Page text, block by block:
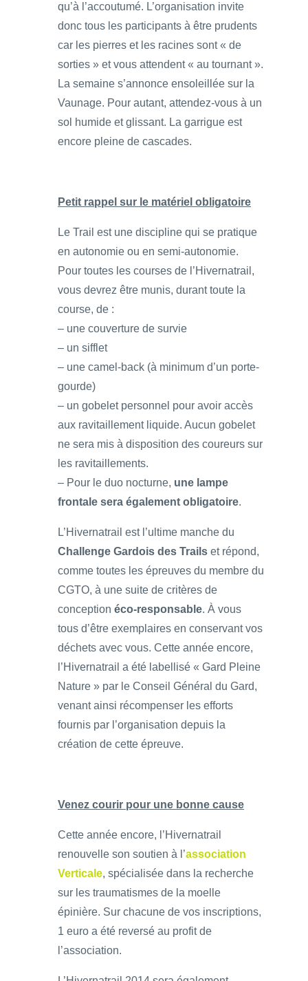
qu’à l’accoutumé. L’organisation invite
donc tous les participants à être prudents
car les pierres et les racines sont « de
sorties » et vous attendent « au tournant ».
La semaine s’annonce ensoleillée sur la
Vaunage. Pour autant, attendez-vous à un
sol humide et glissant. La garrigue est
encore pleine de cascades.
Petit rappel sur le matériel obligatoire
Le Trail est une discipline qui se pratique
en autonomie ou en semi-autonomie.
Pour toutes les courses de l’Hivernatrail,
vous devrez être munis, durant toute la
course, de :
– une couverture de survie
– un sifflet
– une camel-back (à minimum d’un porte-
gourde)
– un gobelet personnel pour avoir accès
aux ravitaillement liquide. Aucun gobelet
ne sera mis à disposition des coureurs sur
les ravitaillements.
– Pour le duo nocturne, une lampe
frontale sera également obligatoire.
L’Hivernatrail est l’ultime manche du
Challenge Gardois des Trails et répond,
comme toutes les épreuves du membre du
CGTO, à une suite de critères de
conception éco-responsable. À vous
tous d’être exemplaires en conservant vos
déchets avec vous. Cette année encore,
l’Hivernatrail a été labellisé « Gard Pleine
Nature » par le Conseil Général du Gard,
venant ainsi récompenser les efforts
fournis par l’organisation depuis la
création de cette épreuve.
Venez courir pour une bonne cause
Cette année encore, l’Hivernatrail
renouvelle son soutien à l’association
Verticale, spécialisée dans la recherche
sur les traumatismes de la moelle
épinière. Sur chacune de vos inscriptions,
1 euro a été reversé au profit de
l’association.